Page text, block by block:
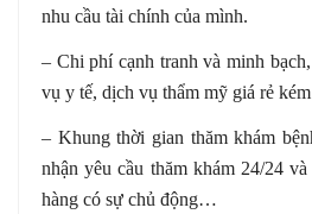
nhu cầu tài chính của mình.
– Chi phí cạnh tranh và minh
vụ y tế, dịch vụ thẩm mỹ giá rẻ
– Khung thời gian thăm khám
nhận yêu cầu thăm khám 24/24
hàng có sự chủ động…